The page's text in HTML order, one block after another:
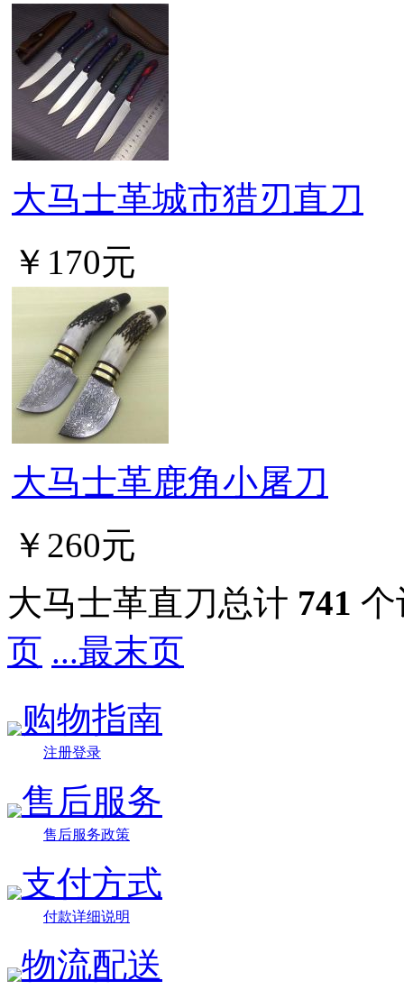
大马士革城市猎刃直刀
￥170元
大马士革鹿角小屠刀
￥260元
大马士革直刀总计 741 个
页 ...最末页
购物指南
注册登录
售后服务
售后服务政策
支付方式
付款详细说明
物流配送